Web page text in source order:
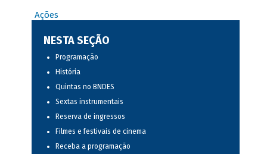
Ações
NESTA SEÇÃO
Programação
História
Quintas no BNDES
Sextas instrumentais
Reserva de ingressos
Filmes e festivais de cinema
Receba a programação